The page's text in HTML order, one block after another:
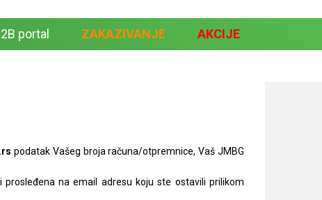
portal ZAKAZIVANJE AKCIJE
podatak Vašeg broja računa/otpremnice, Vaš JMBG
na email adresu koju ste ostavili prilikom